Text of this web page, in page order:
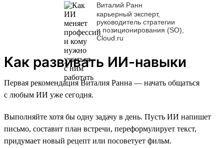
Виталий Ранн
карьерный эксперт,
руководитель стратегии
и позиционирования (SO),
Cloud.ru
Как развивать ИИ-навыки
Первая рекомендация Виталия Ранна — начать общаться
с любым ИИ уже сегодня.
Выполняйте хотя бы одну задачу в день. Пусть ИИ напишет
письмо, составит план встречи, переформулирует текст,
придумает новый рецепт или посоветует фильм.